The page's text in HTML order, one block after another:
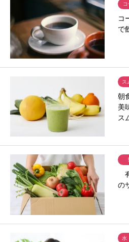
コ
コ
で
ス
朝
美
ス
の
水